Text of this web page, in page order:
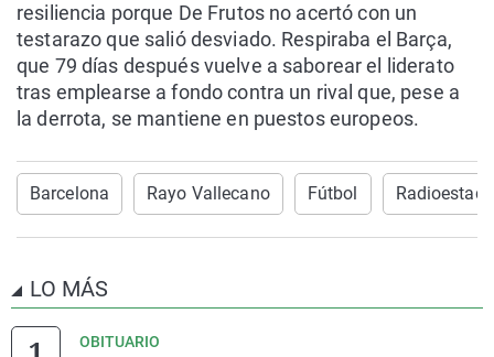
resiliencia porque De Frutos no acertó con un
testarazo que salió desviado. Respiraba el Barça,
que 79 días después vuelve a saborear el liderato
tras emplearse a fondo contra un rival que, pese a
la derrota, se mantiene en puestos europeos.
Barcelona Rayo Vallecano Fútbol
LO MÁS
OBITUARIO